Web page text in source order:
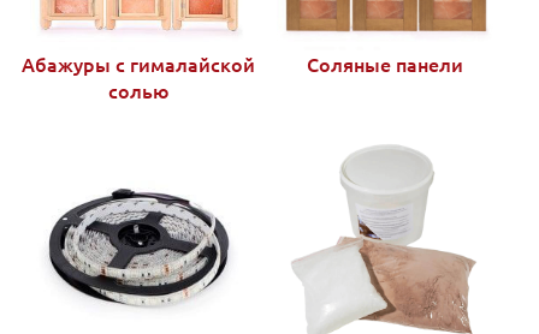
Абажуры с гималайской
солью
Соляные панели